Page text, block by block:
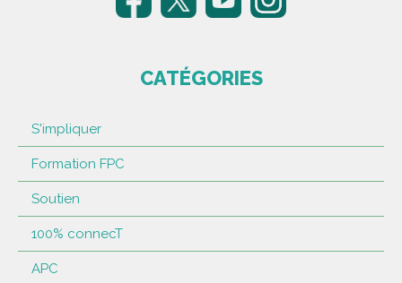
CATÉGORIES
S'impliquer
Formation FPC
Soutien
100% connecT
APC